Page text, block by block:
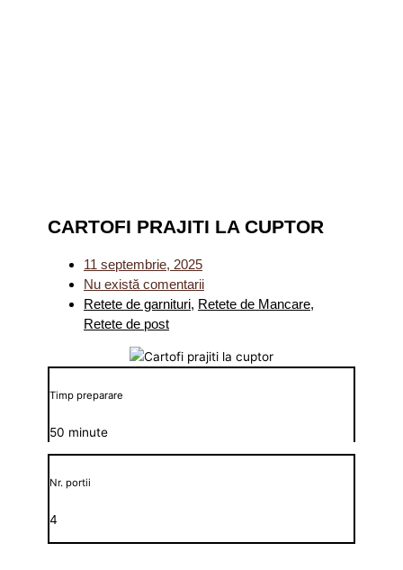
CARTOFI PRAJITI LA CUPTOR
11 septembrie, 2025
Nu există comentarii
Retete de garnituri, Retete de Mancare,
Retete de post
Timp preparare
50 minute
Nr. portii
4